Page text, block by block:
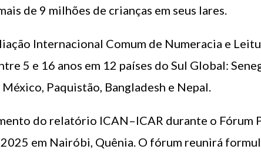
de 9 milhões de crianças em seus lares.
Internacional Comum de Numeracia e
5 e 16 anos em 12 países do Sul Global:
Paquistão, Bangladesh e Nepal.
do relatório ICAN–ICAR durante o Fórum
em Nairóbi, Quênia. O fórum reunirá